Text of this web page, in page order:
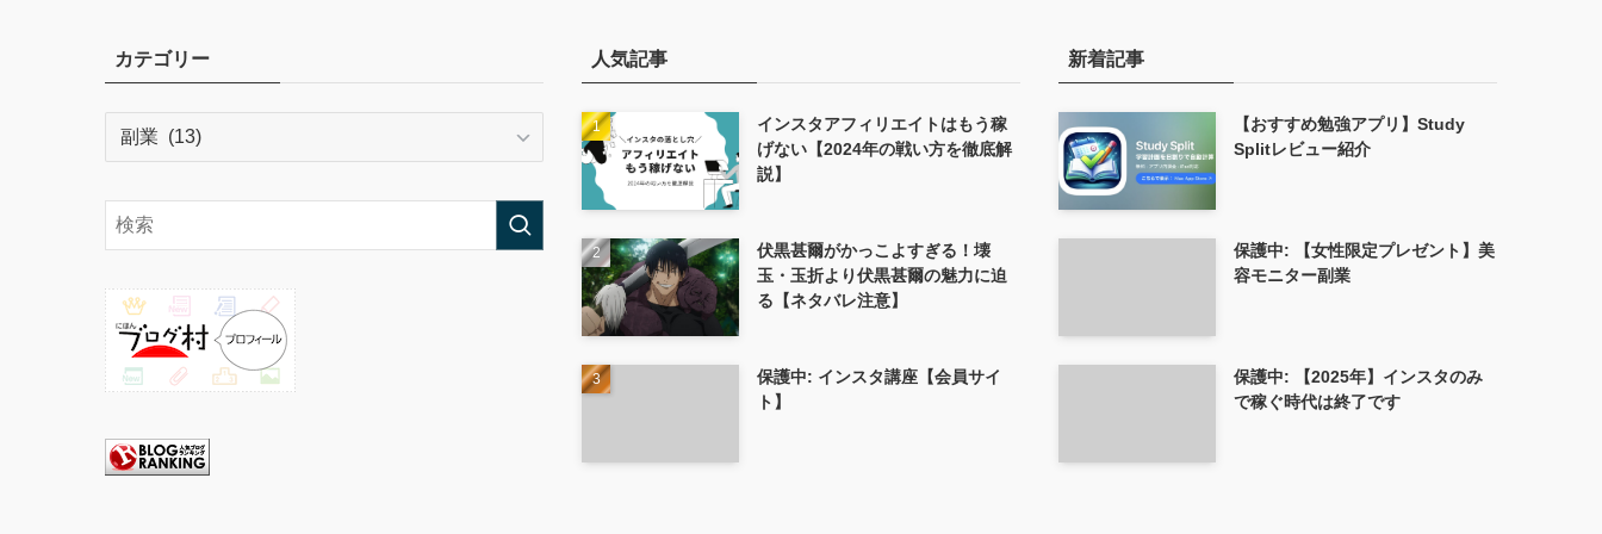
カテゴリー
カ
リ
ー
人気記事
インスタアフィリエイトはもう稼
げない【2024年の戦い方を徹底解
説】
伏黒甚爾がかっこよすぎる！壊
玉・玉折より伏黒甚爾の魅力に迫
る【ネタバレ注意】
保護中: インスタ講座【会員サイ
ト】
新着記事
【おすすめ勉強アプリ】Study
Splitレビュー紹介
保護中: 【女性限定プレゼント】美
容モニター副業
保護中: 【2025年】インスタのみ
で稼ぐ時代は終了です